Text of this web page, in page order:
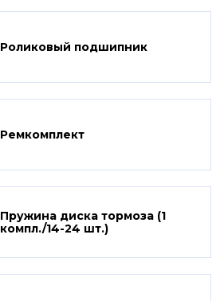
Роликовый подшипник
Ремкомплект
Пружина диска тормоза (1
компл./14-24 шт.)